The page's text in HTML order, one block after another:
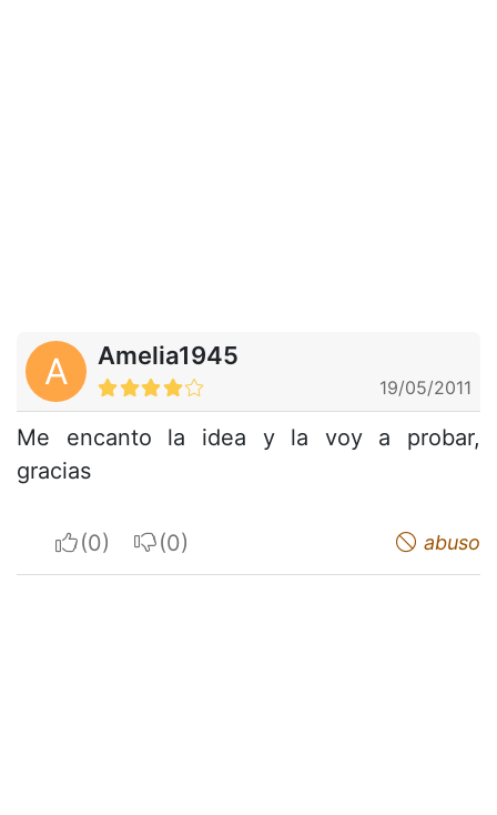
A Amelia1945
19/05/2011
Me encanto la idea y la voy a probar,
gracias
I apreciateI do not appreciate abuso